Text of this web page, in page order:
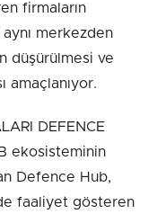
firmaların
merkezden
düşürülmesi ve
amaçlanıyor.
DEFENCE
ekosisteminin
Defence Hub,
faaliyet gösteren